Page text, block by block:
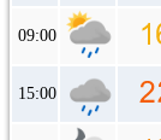
09:00
15:00